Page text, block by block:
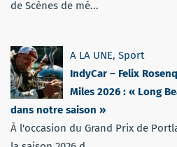
de Scènes de mé...
A LA UNE, Sport
IndyCar – Felix
Miles 2026 : « Long
dans notre saison »
À l'occasion du Grand Prix de